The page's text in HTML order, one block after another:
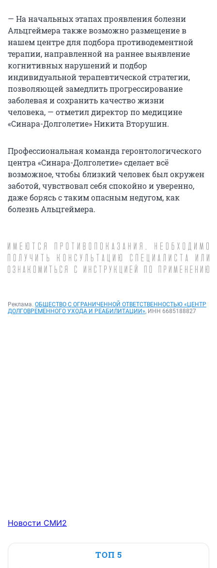
— На начальных этапах проявления болезни
Альцгеймера также возможно размещение в
нашем центре для подбора противодементной
терапии, направленной на раннее выявление
когнитивных нарушений и подбор
индивидуальной терапевтической стратегии,
позволяющей замедлить прогрессирование
заболевая и сохранить качество жизни
человека, — отметил директор по медицине
«Синара-Долголетие» Никита Вторушин.
Профессиональная команда геронтологического
центра «Синара-Долголетие» сделает всё
возможное, чтобы близкий человек был окружен
заботой, чувствовал себя спокойно и уверенно,
даже борясь с таким опасным недугом, как
болезнь Альцгеймера.
Реклама. ОБЩЕСТВО С ОГРАНИЧЕННОЙ ОТВЕТСТВЕННОСТЬЮ «ЦЕНТР
ДОЛГОВРЕМЕННОГО УХОДА И РЕАБИЛИТАЦИИ», ИНН 6685188827
Новости СМИ2
ТОП 5